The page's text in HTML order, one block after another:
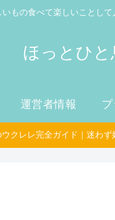
いもの食べて楽しいことし
ほっとひ
運営者情報
クレレ完全ガイド｜迷わ